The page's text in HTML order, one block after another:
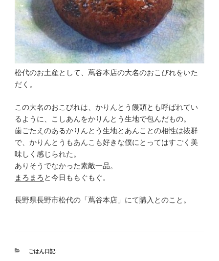
松代のお土産として、蔦谷本店の大名のおこびれをいた
だく。
この大名のおこびれは、かりんとう饅頭とも呼ばれてい
るように、こしあんをかりんとう生地で包んだもの。
歯ごたえのあるかりんとう生地とあんことの相性は抜群
で、かりんとうもあんこも好きな僕にとってはすごく美
味しく感じられた。
ありそうでなかった素敵一品。
まろまろ と今日ももぐもぐ。
長野県長野市松代の「蔦谷本店」にて購入とのこと。
カ
ごはん日記